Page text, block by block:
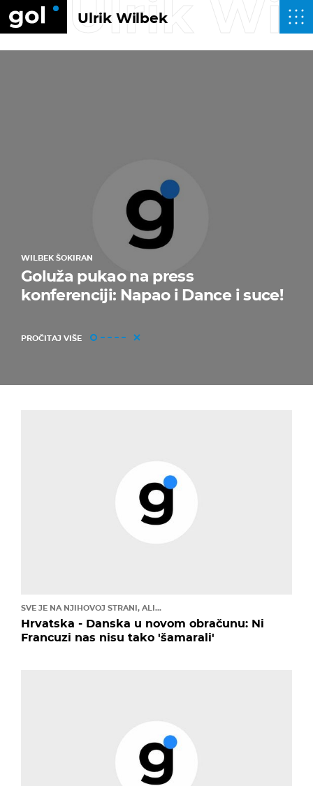
Ulrik Wilbek
Ulrik
WILBEK ŠOKIRAN
Goluža pukao na press
konferenciji: Napao i Dance i suce!
PROČITAJ VIŠE
SVE JE NA NJIHOVOJ STRANI, ALI...
Hrvatska - Danska u novom obračunu: Ni
Francuzi nas nisu tako 'šamarali'